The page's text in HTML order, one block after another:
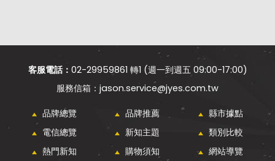
客服電話： 02-29959861 轉1 (週一到週五 09:00-17:00)
jason.service@jyes.com.tw
品牌總覽 品牌推薦
縣市據點
電信總覽
新知主題
類別比較
熱門新知
購物須知 網站導覽